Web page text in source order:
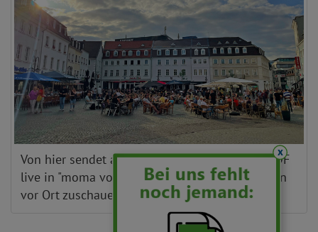
Von hier sendet am kommenden Freitag das ZDF
live in "moma vor Ort". Alle Interessierten dürfen
vor Ort zuschauen.
x